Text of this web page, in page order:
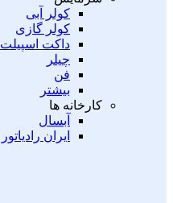
کولر آبی
کولر گازی
داکت اسپیلت
چیلر
فن
بیشتر
کارخانه ها
آبسال
ایران رادیاتور